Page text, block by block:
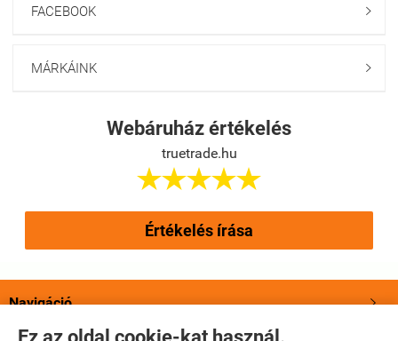
FACEBOOK 
MÁRKÁINK 
Webáruház értékelés
truetrade.hu

Értékelés írása
Navigáció 